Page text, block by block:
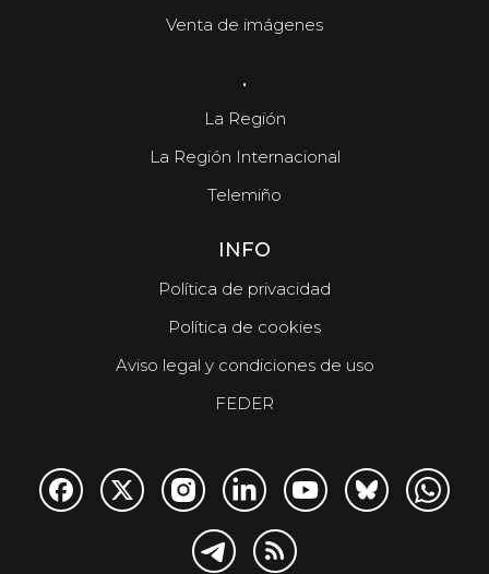
Venta de imágenes
.
La Región
La Región Internacional
Telemiño
INFO
Política de privacidad
Política de cookies
Aviso legal y condiciones de uso
FEDER